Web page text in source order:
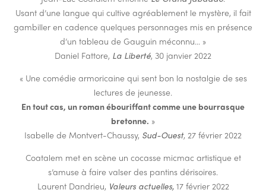
Usant d’une langue qui cultive agréablement le mystère, il fait
gambiller en cadence quelques personnages mis en présence
d’un tableau de Gauguin méconnu… »
Daniel Fattore, La Liberté, 30 janvier 2022
« Une comédie armoricaine qui sent bon la nostalgie de ses
lectures de jeunesse.
En tout cas, un roman ébouriffant comme une bourrasque
bretonne. »
Isabelle de Montvert-Chaussy, Sud-Ouest, 27 février 2022
Coatalem met en scène un cocasse micmac artistique et
s’amuse à faire valser des pantins dérisoires.
Laurent Dandrieu, Valeurs actuelles,17 février 2022